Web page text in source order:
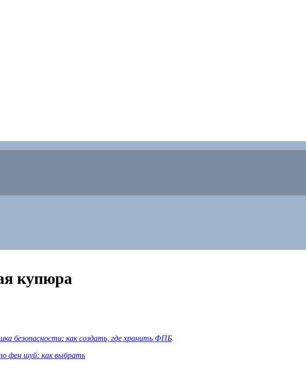
купюра
безопасности: как создать, где хранить ФПБ
фен шуй: как выбрать